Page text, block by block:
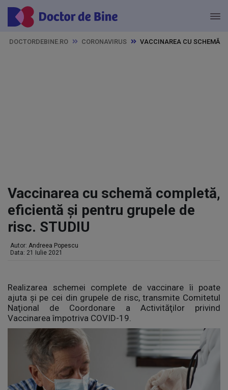
DOCTORDEBINE.RO CORONAVIRUS VACCINAREA CU SCHEMĂ
Vaccinarea cu schemă completă,
eficientă și pentru grupele de
risc. STUDIU
Autor: Andreea Popescu
Data: 21 Iulie 2021
Realizarea schemei complete de vaccinare îi poate
ajuta și pe cei din grupele de risc, transmite Comitetul
Naţional de Coordonare a Activităţilor privind
Vaccinarea împotriva COVID-19.